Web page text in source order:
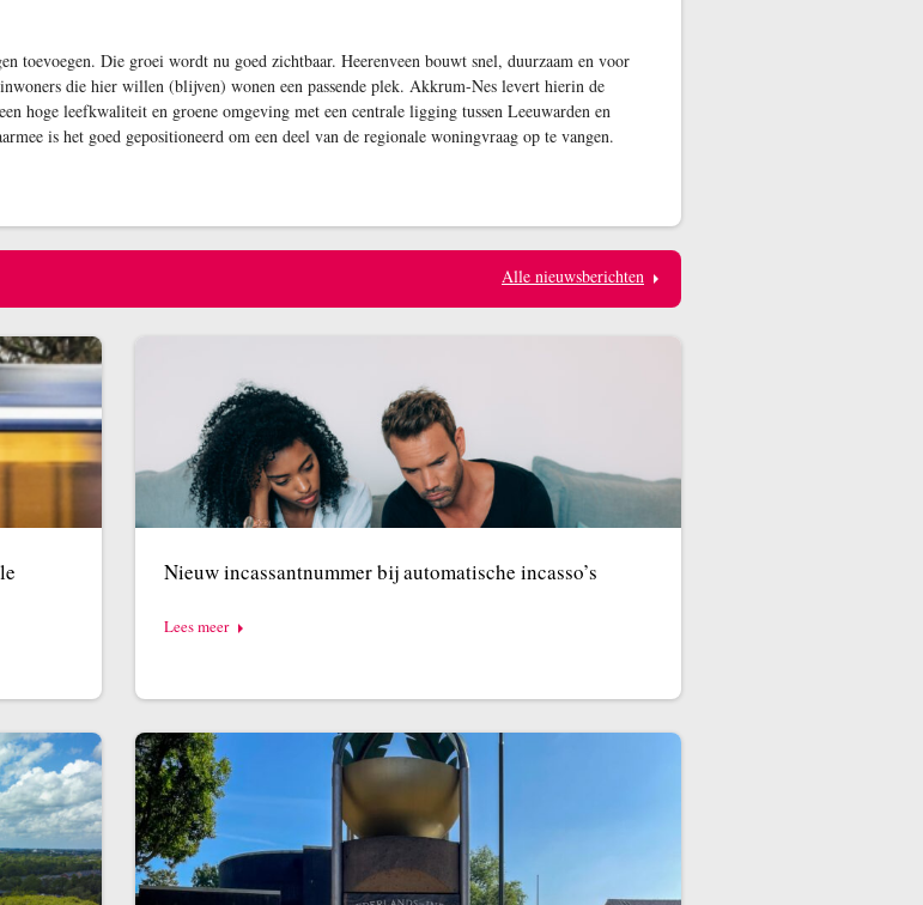
toevoegen. Die groei wordt nu goed zichtbaar. Heerenveen bouwt snel, duurzaam en voor
die hier willen (blijven) wonen een passende plek. Akkrum-Nes levert hierin de
hoge leefkwaliteit en groene omgeving met een centrale ligging tussen Leeuwarden en
is het goed gepositioneerd om een deel van de regionale woningvraag op te vangen.
Alle nieuwsberichten
Nieuw incassantnummer bij automatische incasso’s
Lees meer